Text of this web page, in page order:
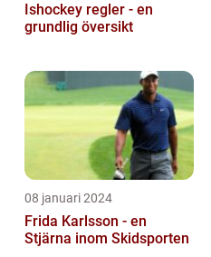
Ishockey regler - en
grundlig översikt
08 januari 2024
Frida Karlsson - en
Stjärna inom Skidsporten